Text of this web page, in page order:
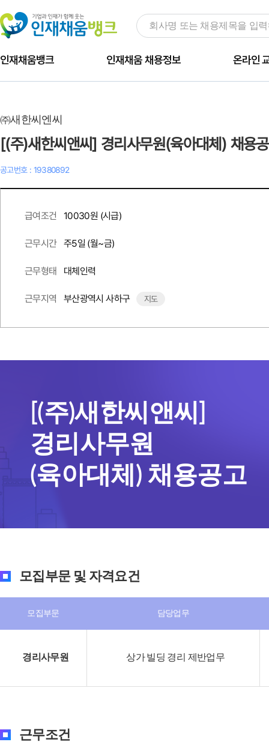
인재채움뱅크 인재채움 채용정보 온라인
㈜새한씨엔씨
[(주)새한씨앤씨] 경리사무원(육아대체) 채용
공고번호 : 19380892
급여조건 10030원 (시급)
근무시간 주5일 (월~금)
근무형태 대체인력
근무지역 부산광역시 사하구 지도
[(주)새한씨앤씨]
경리사무원
(육아대체) 채용공고
모집부문 및 자격요건
모집부문 담당업무
경리사무원 상가 빌딩 경리 제반업무
근무조건